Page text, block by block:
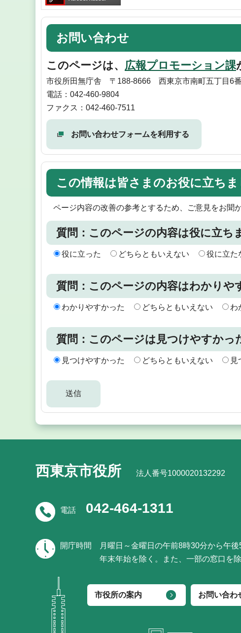
お問い合わせ
このページは、 広報プロモーション課
市役所田無庁舎 〒188-8666 西東京市南町五丁目6
電話：042-460-9804
ファクス：042-460-7511
お問い合わせフォームを利用する
この情報は皆さまのお役に立ちま
ページ内容の改善の参考とするため、ご意見をお聞
質問：このページの内容は役に立ち
役に立った どちらともいえない 役に立た
質問：このページの内容はわかりや
わかりやすかった どちらともいえない わ
質問：このページは見つけやすかっ
見つけやすかった どちらともいえない 見
西東京市役所 法人番号1000020132292
電話 042-464-1311
開庁時間
月曜日～金曜日の午前8時30分から午後
年末年始を除く。また、一部の窓口を除
市役所の案内 お問い合わ